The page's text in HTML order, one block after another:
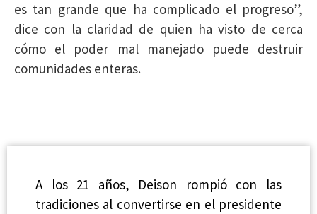
es tan grande que ha complicado el progreso”,
dice con la claridad de quien ha visto de cerca
cómo el poder mal manejado puede destruir
comunidades enteras.
A los 21 años, Deison rompió con las
tradiciones al convertirse en el presidente